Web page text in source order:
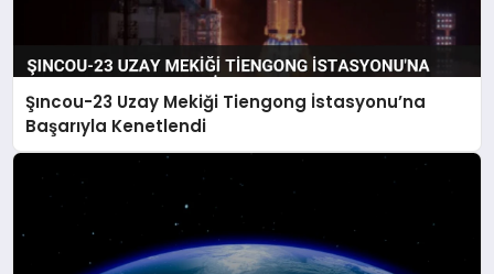
Şıncou-23 Uzay Mekiği Tiengong İstasyonu’na
Başarıyla Kenetlendi